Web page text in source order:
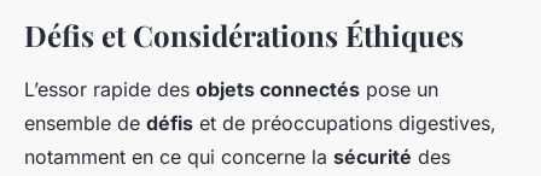
Défis et Considérations Éthiques
L’essor rapide des objets connectés pose un
ensemble de défis et de préoccupations digestives,
notamment en ce qui concerne la sécurité des